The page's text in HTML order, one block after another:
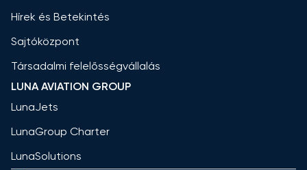
Hírek és Betekintés
Sajtóközpont
Társadalmi felelősségvállalás
LUNA AVIATION GROUP
LunaJets
LunaGroup Charter
LunaSolutions